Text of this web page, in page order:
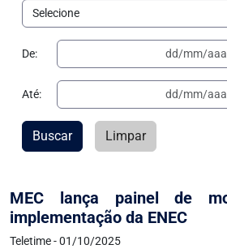
MEC lança painel de
implementação da ENEC
Teletime - 01/10/2025
De:
Até:
Buscar Limpar